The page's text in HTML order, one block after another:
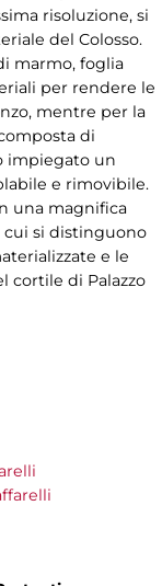
risoluzione, si
del Colosso.
marmo, foglia
per rendere le
mentre per la
di
impiegato un
e rimovibile.
una magnifica
cui si distinguono
e le
cortile di Palazzo